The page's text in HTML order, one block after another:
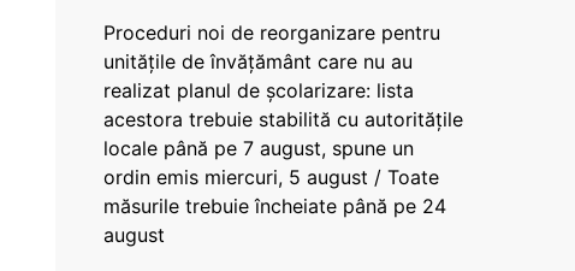
Proceduri noi de reorganizare pentru
unitățile de învățământ care nu au
realizat planul de școlarizare: lista
acestora trebuie stabilită cu autoritățile
locale până pe 7 august, spune un
ordin emis miercuri, 5 august / Toate
măsurile trebuie încheiate până pe 24
august